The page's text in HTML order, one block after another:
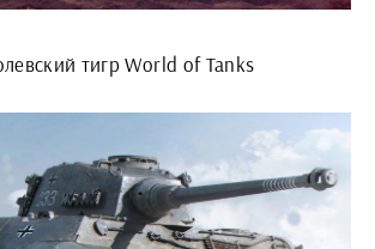
тигр World of Tanks